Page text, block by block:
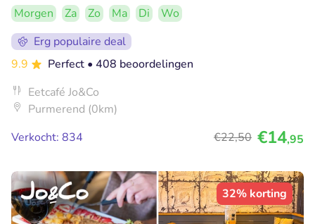
Morgen Za Zo Ma Di
Wo
Erg populaire deal
9.9
Perfect • 408 beoordelingen
Eetcafé Jo&Co
Purmerend (0km)
Verkocht: 834
€22,50 €14,95
32% korting